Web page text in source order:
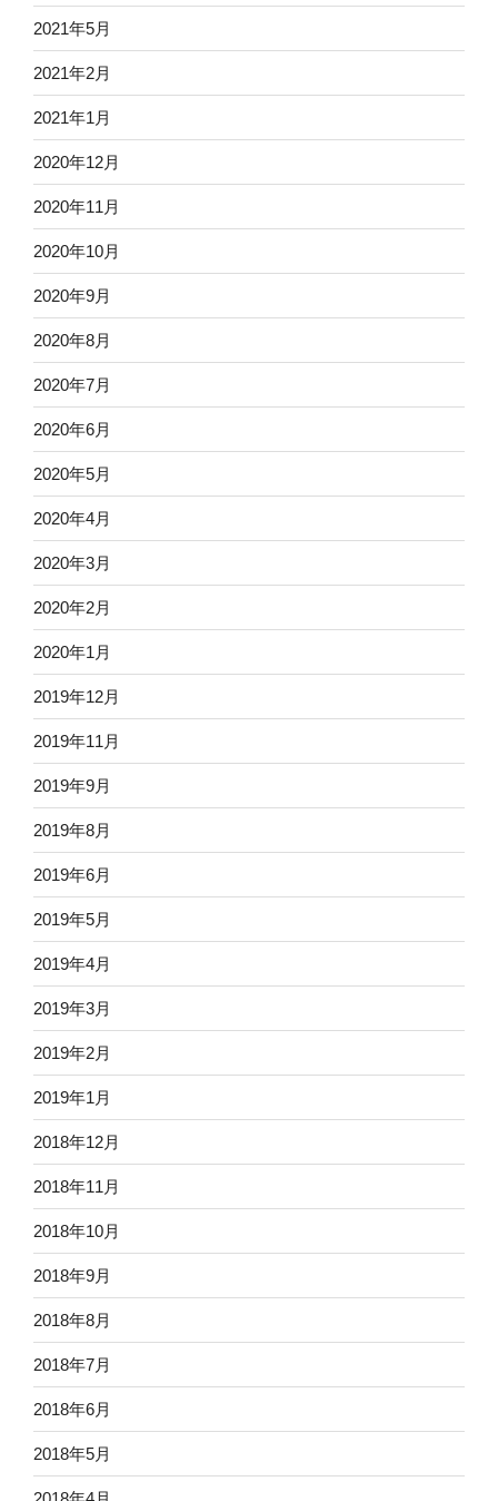
2021年5月
2021年2月
2021年1月
2020年12月
2020年11月
2020年10月
2020年9月
2020年8月
2020年7月
2020年6月
2020年5月
2020年4月
2020年3月
2020年2月
2020年1月
2019年12月
2019年11月
2019年9月
2019年8月
2019年6月
2019年5月
2019年4月
2019年3月
2019年2月
2019年1月
2018年12月
2018年11月
2018年10月
2018年9月
2018年8月
2018年7月
2018年6月
2018年5月